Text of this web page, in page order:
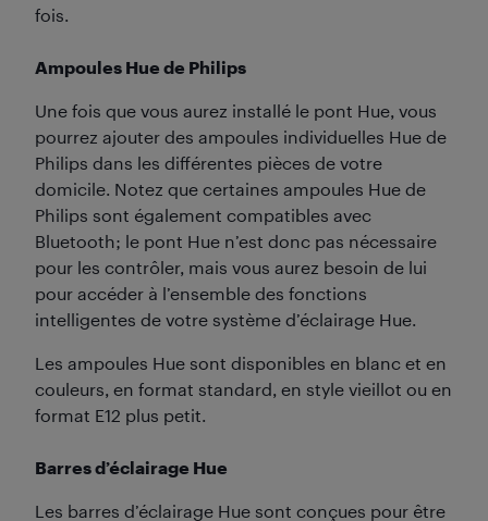
fois.
Ampoules Hue de Philips
Une fois que vous aurez installé le pont Hue, vous
pourrez ajouter des ampoules individuelles Hue de
Philips dans les différentes pièces de votre
domicile. Notez que certaines ampoules Hue de
Philips sont également compatibles avec
Bluetooth; le pont Hue n’est donc pas nécessaire
pour les contrôler, mais vous aurez besoin de lui
pour accéder à l’ensemble des fonctions
intelligentes de votre système d’éclairage Hue.
Les ampoules Hue sont disponibles en blanc et en
couleurs, en format standard, en style vieillot ou en
format E12 plus petit.
Barres d’éclairage Hue
Les barres d’éclairage Hue sont conçues pour être